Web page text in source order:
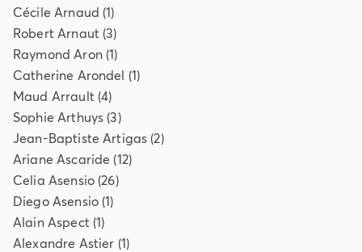
Cécile Arnaud (1)
Robert Arnaut(3)
Raymond Aron(1)
Catherine Arondel (1)
Maud Arrault(4)
Sophie Arthuys (3)
Jean-Baptiste Artigas (2)
Ariane Ascaride (12)
Celia Asensio(26)
Diego Asensio(1)
Alain Aspect(1)
Alexandre Astier (1)